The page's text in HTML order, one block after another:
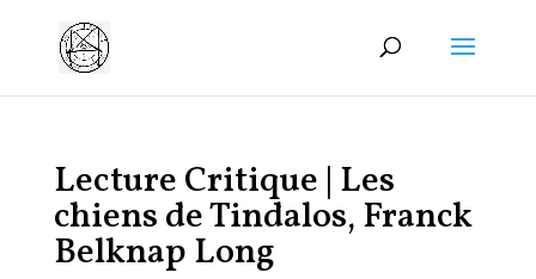
Lecture Critique | Les
chiens de Tindalos, Franck
Belknap Long